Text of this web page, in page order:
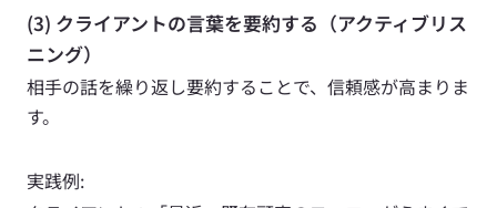
(3) クライアントの言葉を要約する（アクティブリス
ニング）
相手の話を繰り返し要約することで、信頼感が高まりま
す。
実践例: